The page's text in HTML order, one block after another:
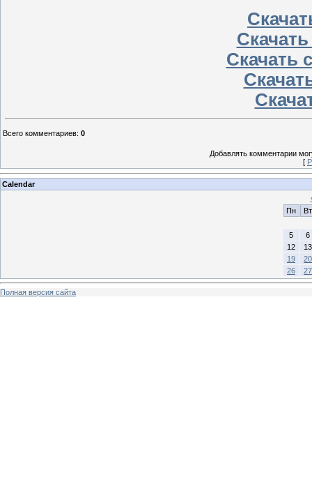
Скачать
Всего комментариев: 0
Добавлять комментарии
[
Calendar
Пн
Вт
5
6
12
13
19
20
26
27
Полная версия сайта